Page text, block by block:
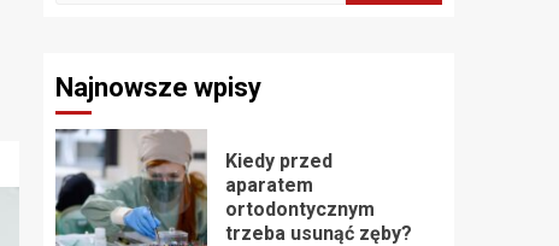
Najnowsze wpisy
Kiedy przed
aparatem
ortodontycznym
trzeba usunąć zęby?